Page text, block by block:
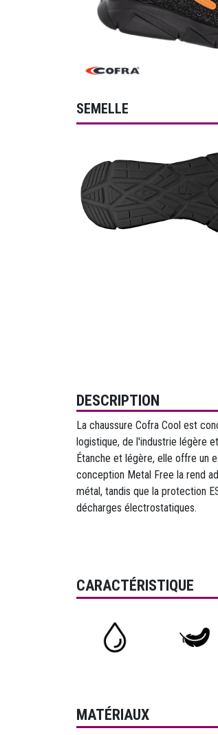
SEMELLE
DESCRIPTION
La chaussure Cofra Cool est
logistique, de l'industrie légère
Étanche et légère, elle offre un
conception Metal Free la rend
métal, tandis que la protection
décharges électrostatiques.
CARACTÉRISTIQUE
MATÉRIAUX